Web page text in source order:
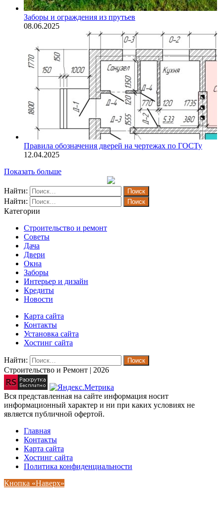
Заборы и ограждения из прутьев
08.06.2025
Правила обозначения дверей на чертежах по ГОСТу
12.04.2025
Показать больше
Найти:
Найти:
Категории
Строительство и ремонт
Советы
Дача
Двери
Окна
Заборы
Интерьер и дизайн
Кредиты
Новости
Карта сайта
Контакты
Установка сайта
Хостинг сайта
Найти:
Строительство и Ремонт | 2026
Вся представленная на сайте информация носит
информационный характер и ни при каких условиях не
является публичной офертой.
Главная
Контакты
Карта сайта
Хостинг сайта
Политика конфиденциальности
Кнопка «Наверх»